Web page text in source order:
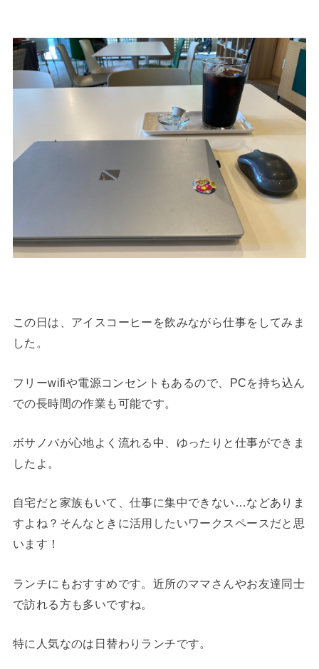
この日は、アイスコーヒーを飲みながら仕事をしてみま
した。
フリーwifiや電源コンセントもあるので、PCを持ち込ん
での長時間の作業も可能です。
ボサノバが心地よく流れる中、ゆったりと仕事ができま
したよ。
自宅だと家族もいて、仕事に集中できない…などありま
すよね？そんなときに活用したいワークスペースだと思
います！
ランチにもおすすめです。近所のママさんやお友達同士
で訪れる方も多いですね。
特に人気なのは日替わりランチです。